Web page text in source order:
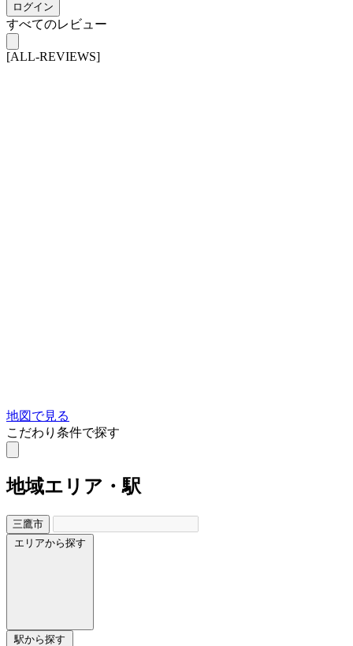
ログイン
すべてのレビュー
[ALL-REVIEWS]
地図で見る
こだわり条件で探す
地域エリア・駅
三鷹市
エリアから探す
駅から探す